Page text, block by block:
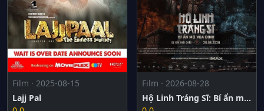
Film · 2025-08-15
Lajj Pal
Film · 2026-08-28
Hộ Linh Tráng Sĩ: Bí ẩn mộ Vua Đinh